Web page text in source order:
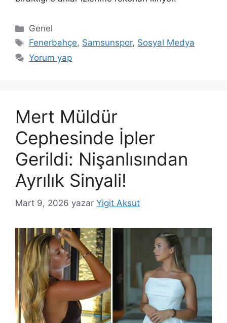
Kategoriler
Genel
Etiketler
Fenerbahçe, Samsunspor, Sosyal Medya
Yorum yap
Mert Müldür
Cephesinde İpler
Gerildi: Nişanlısından
Ayrılık Sinyali!
Mart 9, 2026 yazar Yigit Aksut